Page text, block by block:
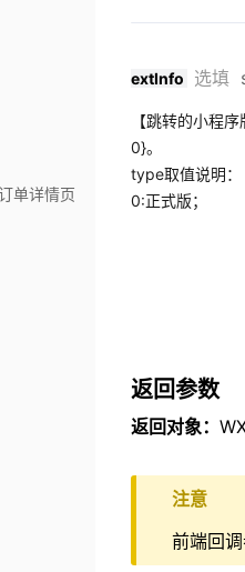
单详情页
extInfo 选填
【跳转的小程
0}。
type取值说明：
0:正式版；
返回参数
返回对象：
注意
前端回